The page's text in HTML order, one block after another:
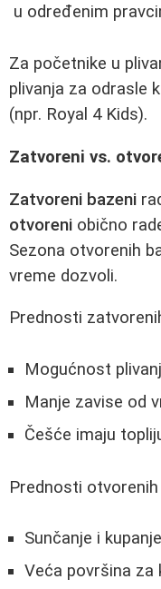
u određenim
Za početnike u
plivanja za odrasle
(npr. Royal 4 Kids).
Zatvoreni vs.
Zatvoreni bazeni
otvoreni obično
Sezona otvorenih
vreme dozvoli.
Prednosti
Mogućnost
Manje zavise od
Češće imaju
Prednosti otvorenih
Sunčanje i
Veća površina za